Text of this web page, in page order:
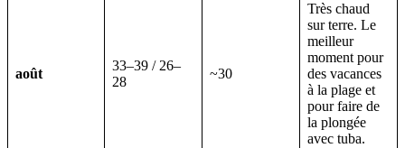
août
33–39 / 26–
28
~30
Très chaud
sur terre. Le
meilleur
moment pour
des vacances
à la plage et
pour faire de
la plongée
avec tuba.